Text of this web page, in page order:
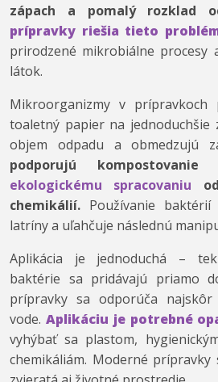
zápach a pomalý rozklad
prípravky riešia tieto
prirodzené mikrobiálne procesy
látok.
Mikroorganizmy v prípravkoch
toaletný papier na jednoduchšie
objem odpadu a obmedzujú
podporujú
ekologickému spracovaniu
chemikálií. Používanie baktérií
latríny a uľahčuje následnú
Aplikácia je jednoduchá –
baktérie sa pridávajú priamo
prípravky sa odporúča
vode. Aplikáciu je potrebné
vyhýbať sa plastom,
chemikáliám. Moderné